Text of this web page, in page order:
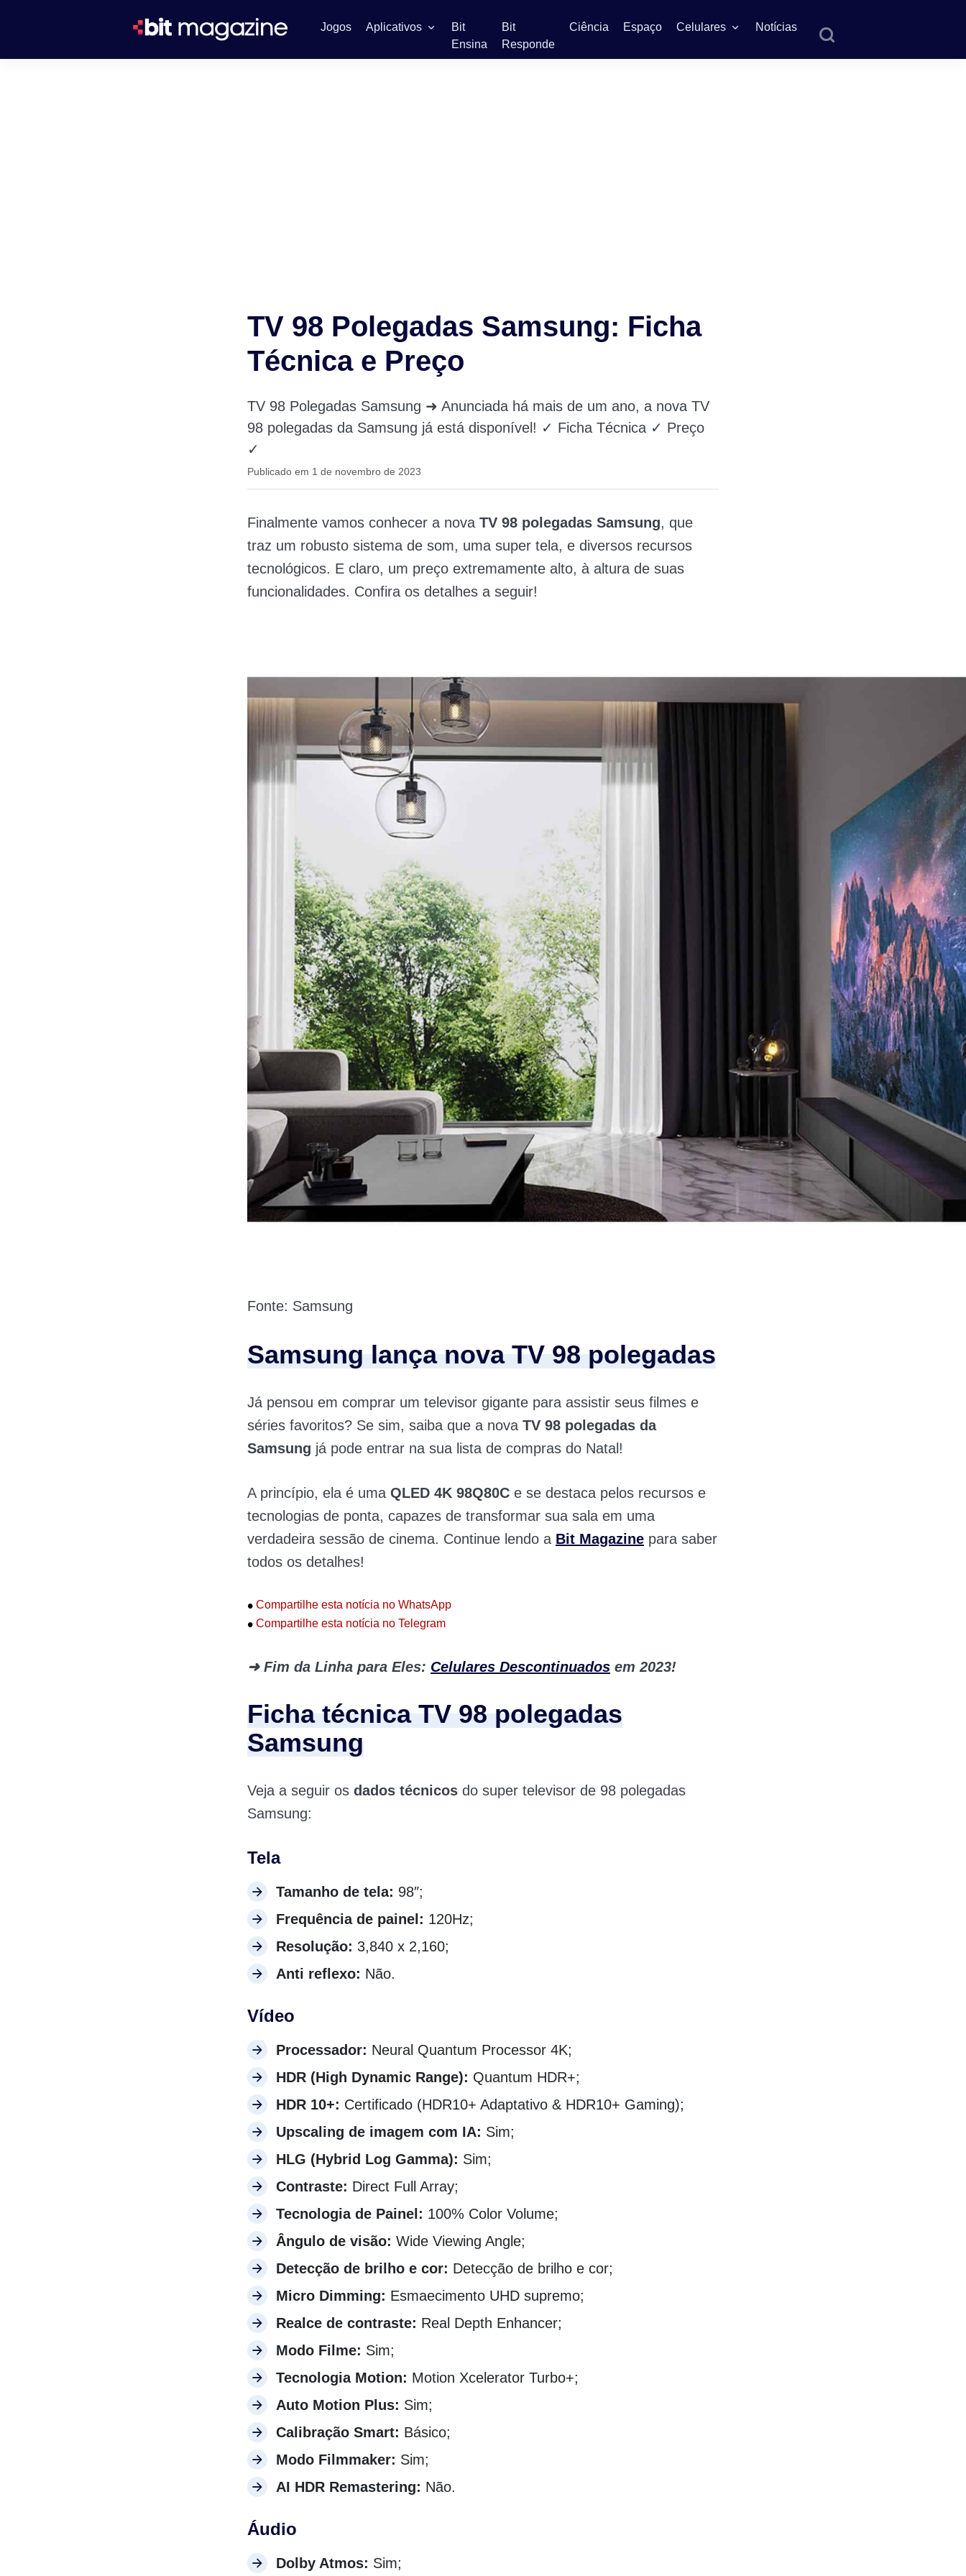
Jogos Aplicativos
Bit
Ensina
Bit
Responde
Ciência Espaço Celulares Notícias
TV 98 Polegadas Samsung: Ficha
Técnica e Preço
TV 98 Polegadas Samsung ➜ Anunciada há mais de um ano, a nova TV
98 polegadas da Samsung já está disponível! ✓ Ficha Técnica ✓ Preço
✓
Publicado em 1 de novembro de 2023
Finalmente vamos conhecer a nova TV 98 polegadas Samsung, que
traz um robusto sistema de som, uma super tela, e diversos recursos
tecnológicos. E claro, um preço extremamente alto, à altura de suas
funcionalidades. Confira os detalhes a seguir!
Fonte: Samsung
Samsung lança nova TV 98 polegadas
Já pensou em comprar um televisor gigante para assistir seus filmes e
séries favoritos? Se sim, saiba que a nova TV 98 polegadas da
Samsung já pode entrar na sua lista de compras do Natal!
A princípio, ela é uma QLED 4K 98Q80C e se destaca pelos recursos e
tecnologias de ponta, capazes de transformar sua sala em uma
verdadeira sessão de cinema. Continue lendo a Bit Magazine para saber
todos os detalhes!
• Compartilhe esta notícia no WhatsApp
• Compartilhe esta notícia no Telegram
➜ Fim da Linha para Eles: Celulares Descontinuados em 2023!
Ficha técnica TV 98 polegadas
Samsung
Veja a seguir os dados técnicos do super televisor de 98 polegadas
Samsung:
Tela
Tamanho de tela: 98″;
Frequência de painel: 120Hz;
Resolução: 3,840 x 2,160;
Anti reflexo: Não.
Vídeo
Processador: Neural Quantum Processor 4K;
HDR (High Dynamic Range): Quantum HDR+;
HDR 10+: Certificado (HDR10+ Adaptativo & HDR10+ Gaming);
Upscaling de imagem com IA: Sim;
HLG (Hybrid Log Gamma): Sim;
Contraste: Direct Full Array;
Tecnologia de Painel: 100% Color Volume;
Ângulo de visão: Wide Viewing Angle;
Detecção de brilho e cor: Detecção de brilho e cor;
Micro Dimming: Esmaecimento UHD supremo;
Realce de contraste: Real Depth Enhancer;
Modo Filme: Sim;
Tecnologia Motion: Motion Xcelerator Turbo+;
Auto Motion Plus: Sim;
Calibração Smart: Básico;
Modo Filmmaker: Sim;
AI HDR Remastering: Não.
Áudio
Dolby Atmos: Sim;